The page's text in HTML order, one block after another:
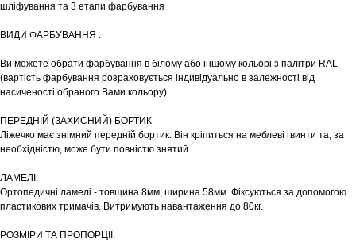
шліфування та 3 етапи фарбування
ВИДИ ФАРБУВАННЯ :
Ви можете обрати фарбування в білому або іншому кольорі з палітри RAL
(вартість фарбування розраховується індивідуально в залежності від
насиченості обраного Вами кольору).
ПЕРЕДНІЙ (ЗАХИСНИЙ) БОРТИК
Ліжечко має знімний передній бортик. Він кріпиться на меблеві гвинти та, за
необхідністю, може бути повністю знятий.
ЛАМЕЛІ:
Ортопедичні ламелі - товщина 8мм, ширина 58мм. Фіксуються за допомогою
пластикових тримачів. Витримують навантаження до 80кг.
РОЗМІРИ ТА ПРОПОРЦІЇ: